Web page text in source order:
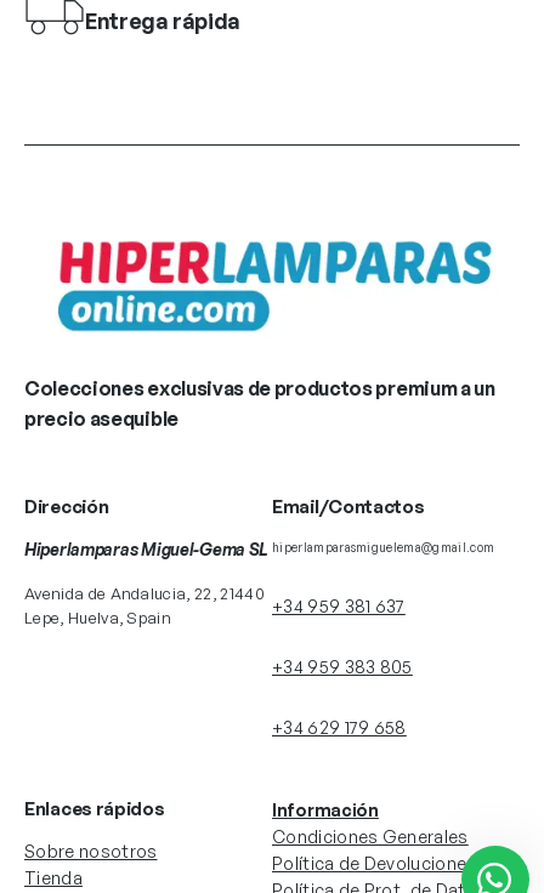
Entrega rápida
Colecciones exclusivas de productos premium a un
precio asequible
Dirección
Hiperlamparas Miguel-Gema SL
Avenida de Andalucia, 22, 21440
Lepe, Huelva, Spain
Email/Contactos
hiperlamparasmiguelema@gmail.com
+34 959 381 637
+34 959 383 805
+34 629 179 658
Enlaces rápidos
Sobre nosotros
Tienda
Información
Condiciones Generales
Política de Devoluciones